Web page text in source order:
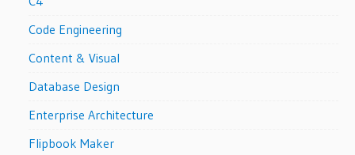
Code Engineering
Content & Visual
Database Design
Enterprise Architecture
Flipbook Maker